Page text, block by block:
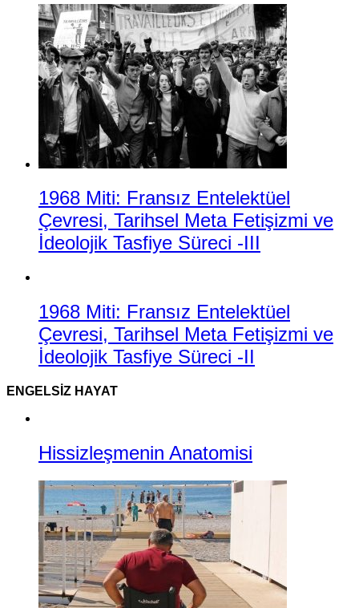
1968 Miti: Fransız Entelektüel
Çevresi, Tarihsel Meta Fetişizmi ve
İdeolojik Tasfiye Süreci -III
1968 Miti: Fransız Entelektüel
Çevresi, Tarihsel Meta Fetişizmi ve
İdeolojik Tasfiye Süreci -II
ENGELSIZ HAYAT
Hissizleşmenin Anatomisi